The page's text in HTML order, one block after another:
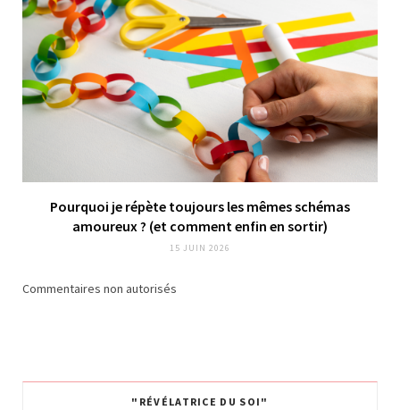
Pourquoi je répète toujours les mêmes schémas
amoureux ? (et comment enfin en sortir)
15 JUIN 2026
Commentaires non autorisés
"RÉVÉLATRICE DU SOI"